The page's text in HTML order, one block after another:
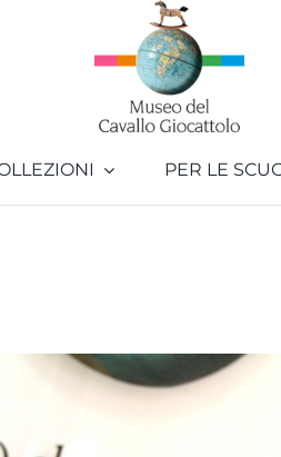
PER LE